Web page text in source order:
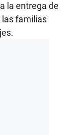
la entrega de
las familias